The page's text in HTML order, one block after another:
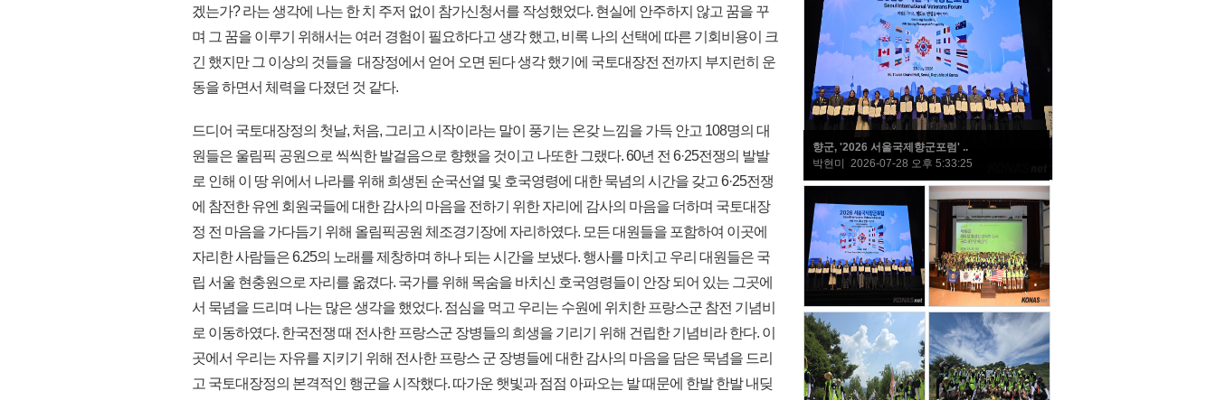
겠는가? 라는 생각에 나는 한 치 주저 없이 참가신청서를 작성했었다. 현실에 안주하지 않고 꿈을 꾸
며 그 꿈을 이루기 위해서는 여러 경험이 필요하다고 생각 했고, 비록 나의 선택에 따른 기회비용이 크
긴 했지만 그 이상의 것들을 대장정에서 얻어 오면 된다 생각 했기에 국토대장전 전까지 부지런히 운
동을 하면서 체력을 다졌던 것 같다.
드디어 국토대장정의 첫날, 처음, 그리고 시작이라는 말이 풍기는 온갖 느낌을 가득 안고 108명의 대
원들은 울림픽 공원으로 씩씩한 발걸음으로 향했을 것이고 나또한 그랬다. 60년 전 6·25전쟁의 발발
로 인해 이 땅 위에서 나라를 위해 희생된 순국선열 및 호국영령에 대한 묵념의 시간을 갖고 6·25전쟁
에 참전한 유엔 회원국들에 대한 감사의 마음을 전하기 위한 자리에 감사의 마음을 더하며 국토대장
정 전 마음을 가다듬기 위해 올림픽공원 체조경기장에 자리하였다. 모든 대원들을 포함하여 이곳에
자리한 사람들은 6.25의 노래를 제창하며 하나 되는 시간을 보냈다. 행사를 마치고 우리 대원들은 국
립 서울 현충원으로 자리를 옮겼다. 국가를 위해 목숨을 바치신 호국영령들이 안장 되어 있는 그곳에
서 묵념을 드리며 나는 많은 생각을 했었다. 점심을 먹고 우리는 수원에 위치한 프랑스군 참전 기념비
로 이동하였다. 한국전쟁 때 전사한 프랑스군 장병들의 희생을 기리기 위해 건립한 기념비라 한다. 이
곳에서 우리는 자유를 지키기 위해 전사한 프랑스 군 장병들에 대한 감사의 마음을 담은 묵념을 드리
고 국토대장정의 본격적인 행군을 시작했다. 따가운 햇빛과 점점 아파오는 발 때문에 한발 한발 내딪
향군, '2026 서울국제향군포럼' ..
박현미 2026-07-28 오후 5:33:25